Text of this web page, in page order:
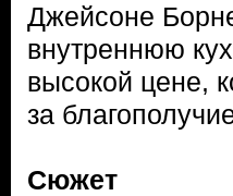
Джейсоне
внутреннюю
высокой цене,
за
Сюжет